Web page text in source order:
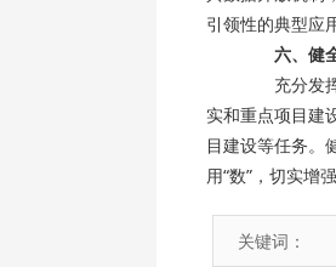
引领性的典型应
六、健
充分发挥
实和重点项目建
目建设等任务。
用“数”，切实增
关键词：